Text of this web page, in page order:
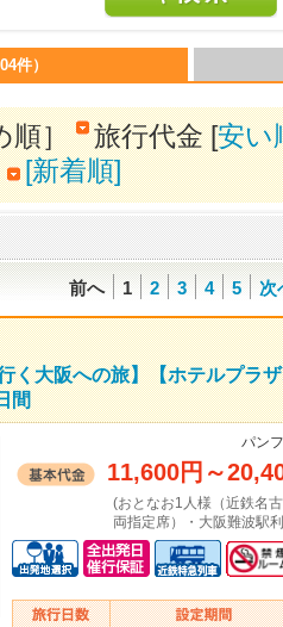
件）
順］ 旅行代金 [安い
[新着順]
前へ 1 2 3 4 5 次
く大阪への旅】【ホテルプラ
間
パン
11,600円 ～
(おとなお1人様（近鉄名
両指定席）・大阪難波駅